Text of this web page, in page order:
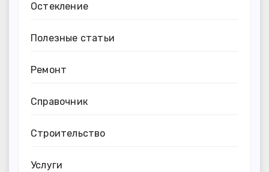
Остекление
Полезные статьи
Ремонт
Справочник
Строительство
Услуги